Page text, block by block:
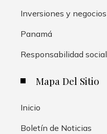
Inversiones y negocios
Panamá
Responsabilidad social
Mapa Del Sitio
Inicio
Boletín de Noticias